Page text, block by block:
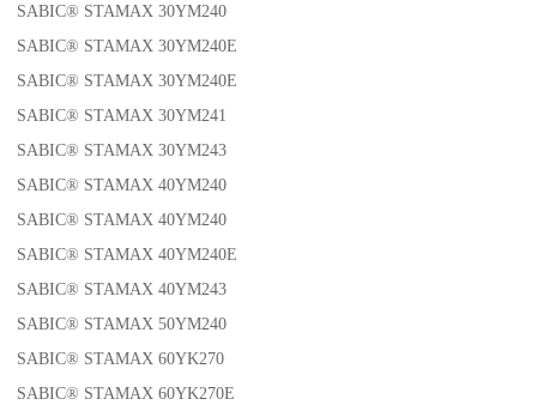
SABIC® STAMAX 30YM240
SABIC® STAMAX 30YM240E
SABIC® STAMAX 30YM240E
SABIC® STAMAX 30YM241
SABIC® STAMAX 30YM243
SABIC® STAMAX 40YM240
SABIC® STAMAX 40YM240
SABIC® STAMAX 40YM240E
SABIC® STAMAX 40YM243
SABIC® STAMAX 50YM240
SABIC® STAMAX 60YK270
SABIC® STAMAX 60YK270E